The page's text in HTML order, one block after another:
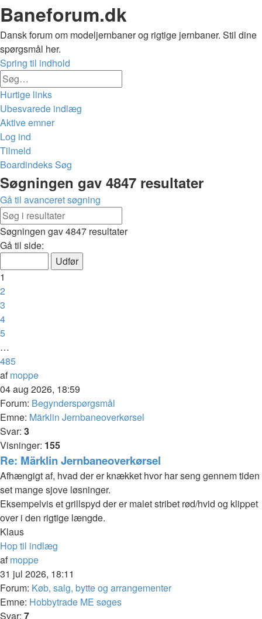
Baneforum.dk
Dansk forum om modeljernbaner og rigtige jernbaner. Stil dine
spørgsmål her.
Spring til indhold
Hurtige links
Ubesvarede indlæg
Aktive emner
Log ind
Tilmeld
BoardindeksSøg
Søg
Søgningen gav 4847 resultater
Gå til avanceret søgning
søgning
Søgningen gav 4847 resultater
Side
af
485
Gå til side:
1
2
3
4
5
…
485
Næste
afmoppe
04 aug 2026, 18:59
Forum: Begynderspørgsmål
Emne: Märklin Jernbaneoverkørsel
Svar: 3
Visninger: 155
Re: Märklin Jernbaneoverkørsel
Afhængigt af, hvad der er knækket hvor har seng gennem tiden
set mange sjove løsninger.
Eksempelvis et grillspyd der er malet stribet rød/hvid og klippet
over i den rigtige længde.
Klaus
Hop til indlæg
afmoppe
31 jul 2026, 18:11
Forum: Køb, salg, bytte og arrangementer
Emne: Hobbytrade ME søges
Svar: 7